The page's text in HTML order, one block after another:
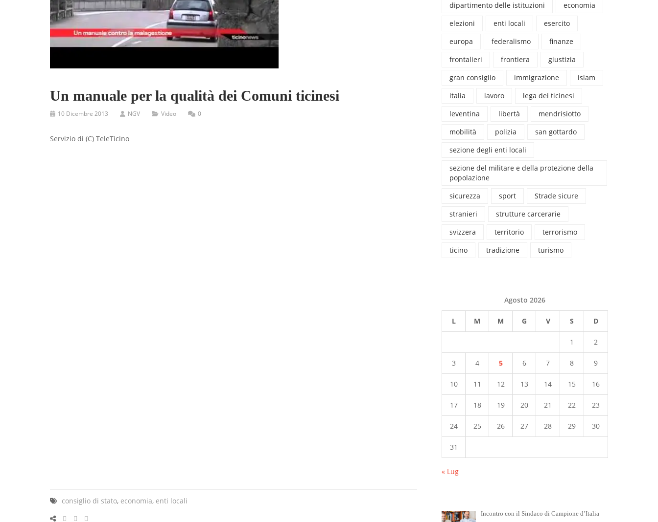
Un manuale per la qualità dei Comuni ticinesi
10 Dicembre 2013 NGV Video 0
Servizio di (C) TeleTicino
consiglio di stato, economia, enti locali
dipartimento delle istituzioni
economia
elezioni
enti locali
esercito
europa
federalismo
finanze
frontalieri
frontiera
giustizia
gran consiglio
immigrazione
islam
italia
lavoro
lega dei ticinesi
leventina
libertà
mendrisiotto
mobilità
polizia
san gottardo
sezione degli enti locali
sezione del militare e della protezione della
popolazione
sicurezza
sport
Strade sicure
stranieri
strutture carcerarie
svizzera
territorio
terrorismo
ticino
tradizione turismo
Agosto 2026
L M M G V S D
1 2
3 4 5 6 7 8 9
10 11 12 13 14 15 16
17 18 19 20 21 22 23
24 25 26 27 28 29 30
31
« Lug
Incontro con il Sindaco di Campione d’Italia